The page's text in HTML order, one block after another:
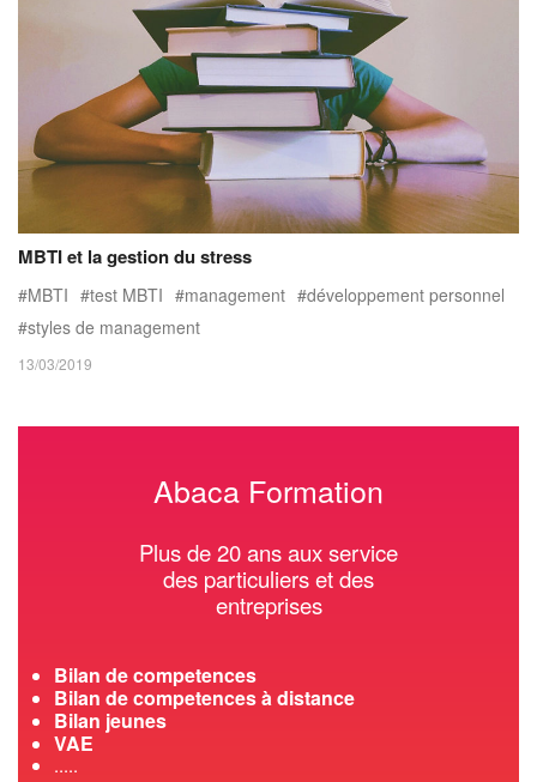
MBTI et la gestion du stress
MBTI test MBTI management
développement personnel
styles de management
13/03/2019
Abaca Formation
Plus de 20 ans aux service
des particuliers et des
entreprises
Bilan de competences
Bilan de competences à distance
Bilan jeunes
VAE
.....